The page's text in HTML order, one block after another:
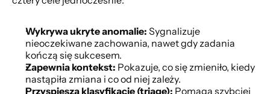
Wykrywa ukryte anomalie: Sygnalizuje
nieoczekiwane zachowania, nawet gdy zadania
kończą się sukcesem.
Zapewnia kontekst: Pokazuje, co się zmieniło, kiedy
nastąpiła zmiana i co od niej zależy.
Przyspiesza klasyfikację (triage): Pomaga szybciej